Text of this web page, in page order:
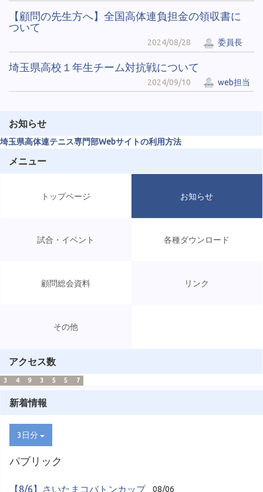
【顧問の先生方へ】全国高体連負担金の領収書に
ついて
2024/08/28 委員長
埼玉県高校１年生チーム対抗戦について
2024/09/10 web担当
お知らせ
埼玉県高体連テニス専門部Webサイトの利用方法
メニュー
トップページ お知らせ
試合・イベント 各種ダウンロード
顧問総会資料 リンク
その他
アクセス数
3 4 9 3 5 5 7
新着情報
3日分
パブリック
【8/6】さいたまコバトンカップ 08/06